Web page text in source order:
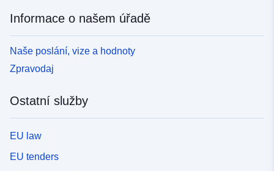
Informace o našem úřadě
Naše poslání, vize a hodnoty
Zpravodaj
Ostatní služby
EU law
EU tenders